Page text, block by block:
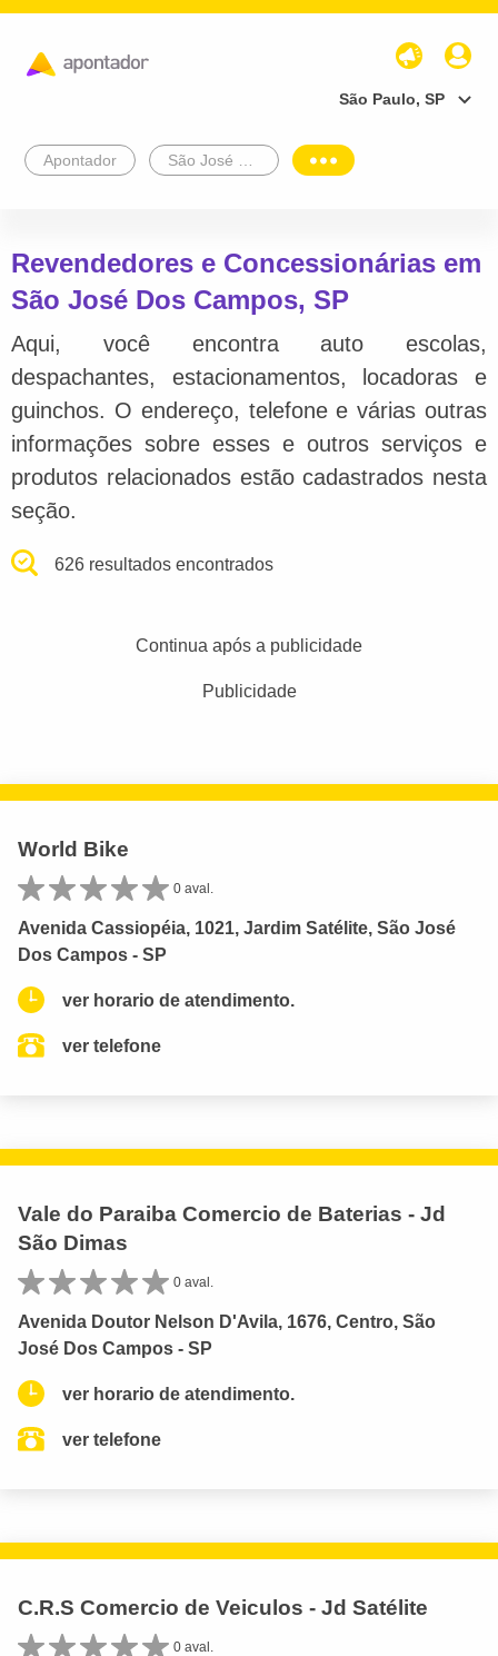
São Paulo, SP
Apontador
Revendedores e Concessionárias em
São José Dos Campos, SP
Aqui, você encontra auto escolas,
despachantes, estacionamentos, locadoras e
guinchos. O endereço, telefone e várias outras
informações sobre esses e outros serviços e
produtos relacionados estão cadastrados nesta
seção.
626 resultados encontrados
Continua após a publicidade
Publicidade
World Bike
0 aval.
Avenida Cassiopéia, 1021, Jardim Satélite, São José
Dos Campos - SP
ver horario de atendimento.
ver telefone
Vale do Paraiba Comercio de Baterias - Jd
São Dimas
0 aval.
Avenida Doutor Nelson D'Avila, 1676, Centro, São
José Dos Campos - SP
ver horario de atendimento.
ver telefone
C.R.S Comercio de Veiculos - Jd Satélite
0 aval.